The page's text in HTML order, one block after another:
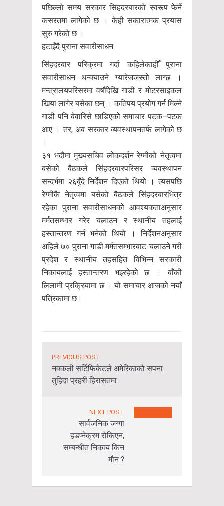
पछिल्लो समय सरकार सिंहदरबारको स्वरूप फेर्ने
कसरतमा लागेको छ । केही सकारात्मक प्रयास
सुरु गरेको छ ।
हटाइँदै पुराना सवारीसाधन
सिंहदरबार परिक्रमा गर्दा कहिलेकाहीँ पुराना
सवारीसाधन थन्क्याउने ग्यारेजजस्तो लाग्छ ।
मन्त्रालयपरिसरमा वर्षौँदेखि गाडी र मोटरसाइकल
खिया लागेर बसेका छन् । कतिपय प्रयोग गर्न मिल्ने
गाडी पनि बेवारिसे छाडिएको समाचार पटक–पटक
आए । तर, अब सरकार व्यवस्थापनतर्फ लागेको छ
।
३१ भदौमा मुख्यसचिव लोकदर्शन रेग्मीको नेतृत्वमा
बसेको बैठकले सिंहदरबारपरिसर व्यवस्थापन
सन्दर्भमा २६बुँदे निर्देशन दिएको थियो । त्यसपछि
रेग्मीकै नेतृत्वमा बसेको बैठकले सिंहदरबारभित्र
रहेका पुराना सवारीसाधनको आवश्यकताअनुसार
मर्मतसम्भार गरेर चलाउन र स्थानीय तहलाई
हस्तान्तरण गर्न भनेको थियो । निर्देशनअनुसार
अहिले ७० पुराना गाडी मर्मतसम्भारबाट चलाउने गरी
प्रदेश र स्थानीय तहसहित विभिन्न सरकारी
निकायलाई हस्तान्तरण भइरहेको छ । बाँकी
लिलामी प्रक्रियामा छ । यो समाचार आजको नयाँ
पत्रिकामा छ।
PREVIOUS POST
नक्कली सर्टिफिकेटले अमेरिकाको सपना
तुहिदा प्रहरी हिरासतमा
NEXT POST
सार्वजनिक जग्गा
हडप्नेक्रम रोकिएन,
सम्बन्धीत निकाय किन
मौन ?